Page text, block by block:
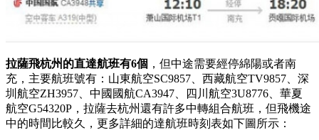
拉薩飛杭州的直達航班有6個 ，但中途需要經停綿陽或者南
充，主要航班號有：山東航空SC9857、西藏航空TV9857、深
圳航空ZH3957、中國國航CA3947、四川航空3U8776、華夏
航空G54320P，拉薩去杭州還有許多中轉組合航班，但飛機途
中的時間比較久，更多詳細的達航班時刻表如下圖所示：